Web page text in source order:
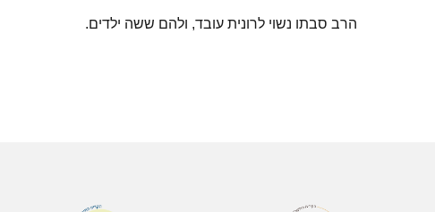
הרב סבתו נשוי לרונית עובד, ולהם ששה ילדים.